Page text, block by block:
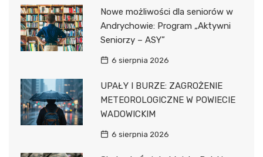
Nowe możliwości dla seniorów w
Andrychowie: Program „Aktywni
Seniorzy – ASY”
6 sierpnia 2026
UPAŁY I BURZE: ZAGROŻENIE
METEOROLOGICZNE W POWIECIE
WADOWICKIM
6 sierpnia 2026